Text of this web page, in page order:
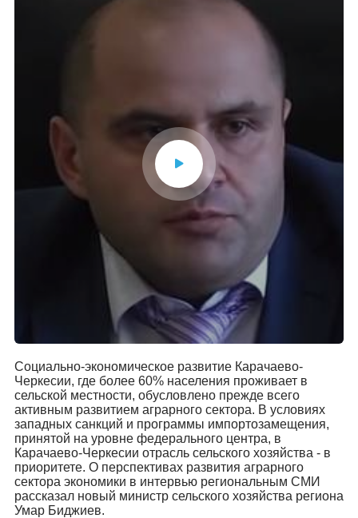
Социально-экономическое развитие Карачаево-
Черкесии, где более 60% населения проживает в
сельской местности, обусловлено прежде всего
активным развитием аграрного сектора. В условиях
западных санкций и программы импортозамещения,
принятой на уровне федерального центра, в
Карачаево-Черкесии отрасль сельского хозяйства - в
приоритете. О перспективах развития аграрного
сектора экономики в интервью региональным СМИ
рассказал новый министр сельского хозяйства региона
Умар Биджиев.